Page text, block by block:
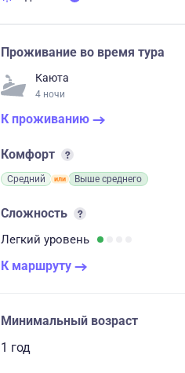
Проживание во время тура
Каюта
4 ночи
К проживанию
Комфорт
Средний Выше среднего
Сложность
Легкий уровень
К маршруту
Минимальный возраст
1 год